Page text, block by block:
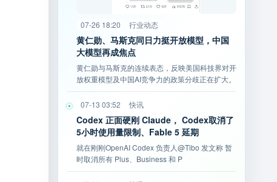
07-26 18:20 行业动态
黄仁勋、马斯克同日力挺开放模型，中国
大模型再成焦点
黄仁勋与马斯克的连续表态，反映美国科技界对开
放权重模型及中国AI竞争力的政策分歧正在扩大。
07-13 03:52 快讯
Codex 正面硬刚 Claude， Codex取消了
5小时使用量限制、Fable 5 延期
就在刚刚OpenAI Codex 负责人@Tibo 发文称 暂
时取消所有 Plus、Business 和 P